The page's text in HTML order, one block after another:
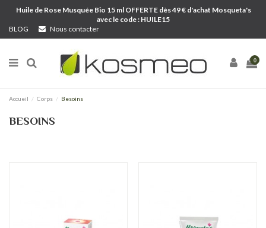
Huile de Rose Musquée Bio 15 ml OFFERTE dès 49 € d'achat Mosqueta's
avec le code : HUILE15
BLOG
Nous contacter
0
Accueil Corps Besoins
BESOINS